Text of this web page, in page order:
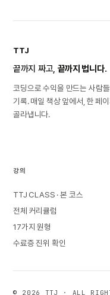
TTJ
끝까지 짜고, 끝까지 법니다.
코딩으로 수익을 만드는 사람들
기록. 매일 책상 앞에서, 한 페
골라냅니다.
강의
TTJ CLASS · 본 코스
전체 커리큘럼
17가지 원형
수료증 진위 확인
© 2026 TTJ · ALL